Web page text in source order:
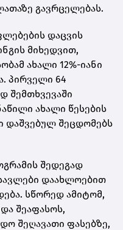
გავრცელებას.
დაცვის
მიხედვით,
ახალი 12%-იანი
პირველი 64
შემთხვევაში
ახალი წესების
დაშვებულ შეცდომებს
შედეგად
დაახლოებით
სწორედ ამიტომ,
შეაფასოს,
შეღავათი ფასებზე,